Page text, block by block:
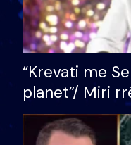
“Krevati me
planet”/ Miri
bukura në
mungojë zilja